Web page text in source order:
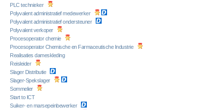
PLC technieker
Polyvalent administratief medewerker
Polyvalent administratief ondersteuner
Polyvalent verkoper
Procesoperator chemie
Procesoperator Chemische en Farmaceutische Industrie
Realisaties dameskleding
Reisleider
Slager Distributie
Slager-Spekslager
Sommelier
Start to ICT
Suiker- en marsepeinbewerker